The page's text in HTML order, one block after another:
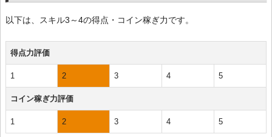
以下は、スキル3～4の得点・コイン稼ぎ力です。
得点力評価
1 2 3 4 5
コイン稼ぎ力評価
1 2 3 4 5